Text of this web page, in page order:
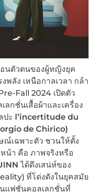
นตัวตนของผู้หญิงยุค
ลัง เหนือกาลเวลา กล้า
Fall 2024 เปิดตัว
ลกชั่นเสื้อผ้าและเครื่อง
ปะ l’incertitude du
de Chirico)
ณ์เฉพาะตัว ชวนให้ตั้ง
น้า คือ ภาพจริงหรือ
ได้ดึงเสน่ห์ของ
ที่โด่งดังในยุคสมัย
แฟชั่นคอลเลกชั่นที่